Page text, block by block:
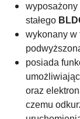
wyposażony
stałego
wykonany w
posiada
oraz
czemu